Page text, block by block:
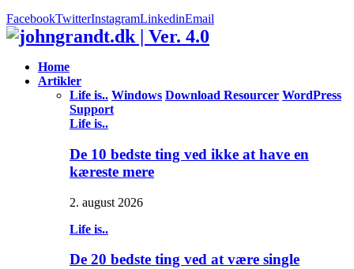
FacebookTwitterInstagramLinkedinEmail
Home
Artikler
Life is.. Windows Download Resourcer WordPress
Support
Life is..
De 10 bedste ting ved ikke at have en
kæreste mere
2. august 2026
Life is..
De 20 bedste ting ved at være single